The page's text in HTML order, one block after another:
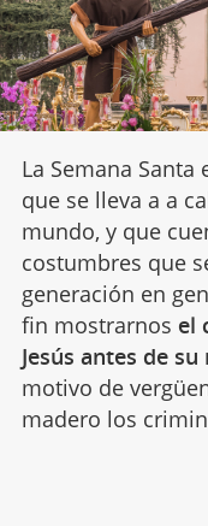
La Semana
que se lleva a a
mundo, y que
costumbres que
generación en
fin mostrarnos el
Jesús antes de
motivo de
madero los